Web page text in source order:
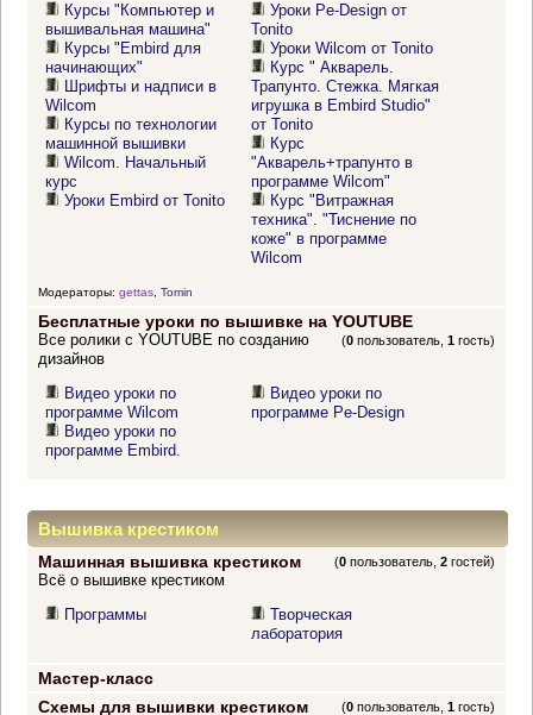
Курсы "Компьютер и
вышивальная машина"
Курсы "Embird для
начинающих"
Шрифты и надписи в
Wilcom
Курсы по технологии
машинной вышивки
Wilcom. Начальный
курс
Уроки Embird от Tonito
Уроки Pe-Design от
Tonito
Уроки Wilcom от Tonito
Курс " Акварель.
Трапунто. Стежка. Мягкая
игрушка в Embird Studio"
от Tonito
Курс
"Акварель+трапунто в
программе Wilcom"
Курс "Витражная
техника". "Тиснение по
коже" в программе
Wilcom
Модераторы: gettas, Tomin
Бесплатные уроки по вышивке на YOUTUBE
(0 пользователь,1 гость)
Все ролики с YOUTUBE по созданию
дизайнов
Видео уроки по
программе Wilcom
Видео уроки по
программе Embird.
Видео уроки по
программе Pe-Design
Вышивка крестиком
Машинная вышивка крестиком (0 пользователь,2 гостей)
Всё о вышивке крестиком
Программы
Творческая
лаборатория
Мастер-класс
Схемы для вышивки крестиком
(0 пользователь,1 гость)